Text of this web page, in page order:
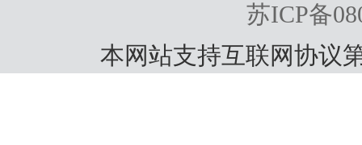
苏ICP备
本网站支持互联网协